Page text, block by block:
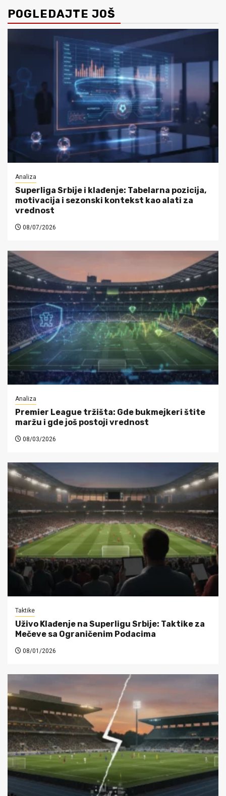
POGLEDAJTE JOŠ
Analiza
Superliga Srbije i klađenje: Tabelarna pozicija,
motivacija i sezonski kontekst kao alati za
vrednost
08/07/2026
Analiza
Premier League tržišta: Gde bukmejkeri štite
maržu i gde još postoji vrednost
08/03/2026
Taktike
Uživo Klađenje na Superligu Srbije: Taktike za
Mečeve sa Ograničenim Podacima
08/01/2026